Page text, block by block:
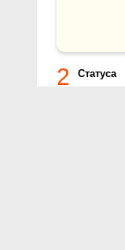
2 Статуса